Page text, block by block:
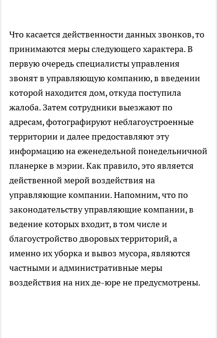
Что касается действенности данных звонков, то
принимаются меры следующего характера. В
первую очередь специалисты управления
звонят в управляющую компанию, в введении
которой находится дом, откуда поступила
жалоба. Затем сотрудники выезжают по
адресам, фотографируют неблагоустроенные
территории и далее предоставляют эту
информацию на еженедельной понедельничной
планерке в мэрии. Как правило, это является
действенной мерой воздействия на
управляющие компании. Напомним, что по
законодательству управляющие компании, в
ведение которых входит, в том числе и
благоустройство дворовых территорий, а
именно их уборка и вывоз мусора, являются
частными и административные меры
воздействия на них де-юре не предусмотрены.